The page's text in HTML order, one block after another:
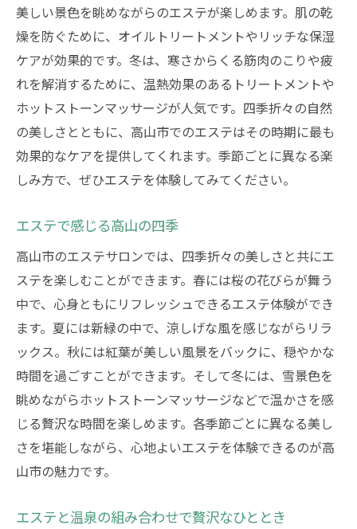
ごす方法
伝統文化を感じるエステサロン
和の要素を取り入れたエステメニュー
文化体験とエステを同時に楽しむ
エステと高山祭りの楽しみ方
歴史ある建物で行うエステ
文化遺産巡りとエステの組み合わせ
でしか味わえない贅沢
地元の素材を使った特別なエステ
現地でしか体験できないオリジナルメニュ
ー
エステと温泉のセットプラン
高山の自然を感じるエステサロン
リゾート気分を味わうエステ体験
エステと観光の充実プラン
高山市のエステでリフレッシュ体験観光とエス
テで二倍の癒し
ン
美しい景色を眺めながらのエステが楽しめます。肌の乾
燥を防ぐために、オイルトリートメントやリッチな保湿
ケアが効果的です。冬は、寒さからくる筋肉のこりや疲
れを解消するために、温熱効果のあるトリートメントや
ホットストーンマッサージが人気です。四季折々の自然
の美しさとともに、高山市でのエステはその時期に最も
効果的なケアを提供してくれます。季節ごとに異なる楽
しみ方で、ぜひエステを体験してみてください。
エステで感じる高山の四季
高山市のエステサロンでは、四季折々の美しさと共にエ
ステを楽しむことができます。春には桜の花びらが舞う
中で、心身ともにリフレッシュできるエステ体験ができ
ます。夏には新緑の中で、涼しげな風を感じながらリラ
ックス。秋には紅葉が美しい風景をバックに、穏やかな
時間を過ごすことができます。そして冬には、雪景色を
眺めながらホットストーンマッサージなどで温かさを感
じる贅沢な時間を楽しめます。各季節ごとに異なる美し
さを堪能しながら、心地よいエステを体験できるのが高
山市の魅力です。
エステと温泉の組み合わせで贅沢なひととき